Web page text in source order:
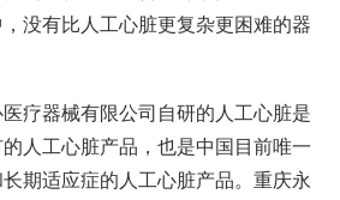
没有比人工心脏更复杂更困难的器
疗器械有限公司自研的人工心脏是
人工心脏产品，也是中国目前唯一
期适应症的人工心脏产品。重庆永